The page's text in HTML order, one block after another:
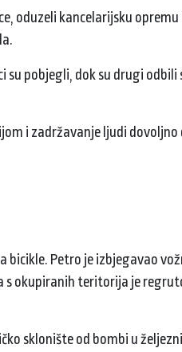
oduzeli kancelarijsku
pobjegli, dok su drugi odbili
i zadržavanje ljudi
Petro je izbjegavao
okupiranih teritorija je
sklonište od bombi u